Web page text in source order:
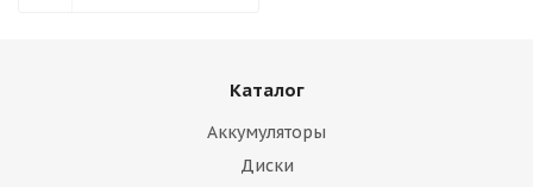
Каталог
Аккумуляторы
Диски